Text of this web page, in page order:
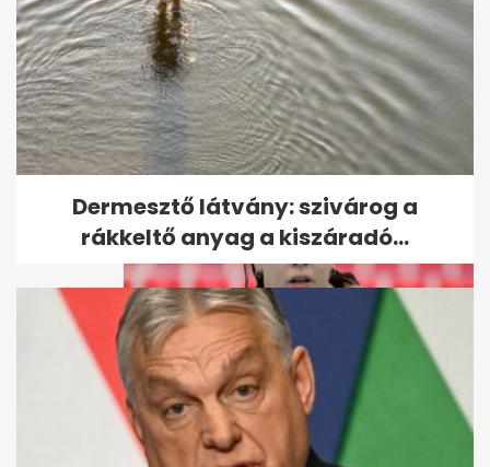
Meghalt M. Richárd
Dermesztő látvány: szivárog a
rákkeltő anyag a kiszáradó...